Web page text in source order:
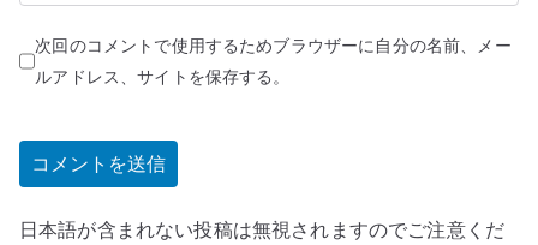
次回のコメントで使用するためブラウザーに自分の名前、メー
ルアドレス、サイトを保存する。
日本語が含まれない投稿は無視されますのでご注意くだ